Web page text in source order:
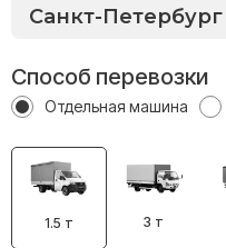
Способ перевозки
Отдельная машина
1.5 т 3 т